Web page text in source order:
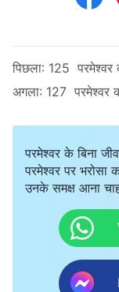
पिछला: 125 परमेश्वर
अगला: 127 परमेश्वर
परमेश्वर के बिना
परमेश्वर पर
उनके समक्ष आना